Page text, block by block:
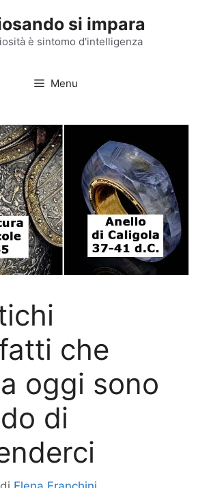
si impara
è sintomo d'intelligenza
Menu
che
oggi sono
di